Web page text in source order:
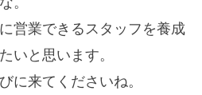
営業できるスタッフを養成
いと思います。
に来てくださいね。